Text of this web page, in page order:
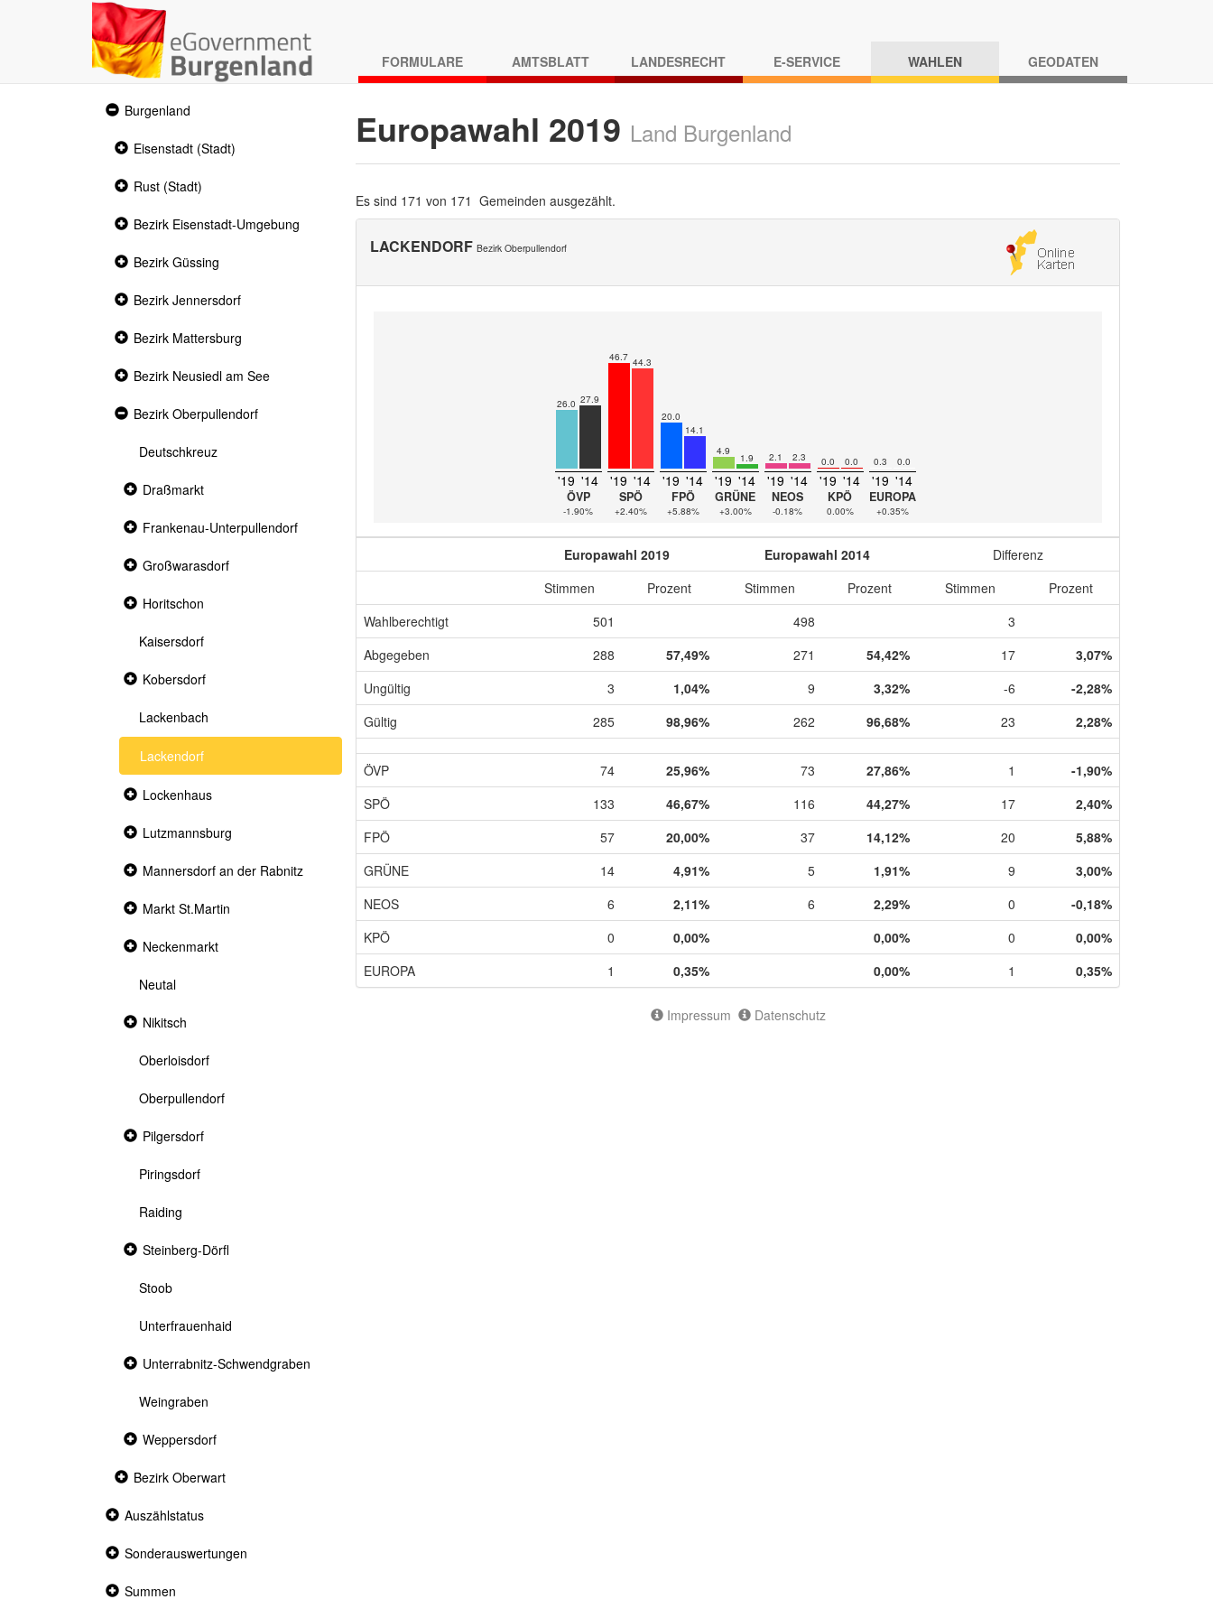
FORMULARE AMTSBLATT LANDESRECHT E-SERVICE WAHLEN GEODATEN
Expanded
section
Burgenland
Collapsed
Eisenstadt (Stadt)
Collapsed
section
Rust (Stadt)
Collapsed
Bezirk Eisenstadt-Umgebung
Collapsed
Bezirk Güssing
Collapsed
Bezirk Jennersdorf
Collapsed
Bezirk Mattersburg
Collapsed
Bezirk Neusiedl am See
Expanded
Bezirk Oberpullendorf
Deutschkreuz
Collapsed
Draßmarkt
Collapsed
Frankenau-Unterpullendorf
Collapsed
Großwarasdorf
Collapsed
Horitschon
Kaisersdorf
Collapsed
Kobersdorf
Lackenbach
Lackendorf
Collapsed
Lockenhaus
Collapsed
Lutzmannsburg
Collapsed
Mannersdorf an der Rabnitz
Collapsed
Markt St.Martin
Collapsed
Neckenmarkt
Neutal
Collapsed
Nikitsch
Oberloisdorf
Oberpullendorf
Collapsed
section
Pilgersdorf
Piringsdorf
Raiding
Collapsed
Steinberg-Dörfl
Stoob
Unterfrauenhaid
Collapsed
Unterrabnitz-Schwendgraben
Weingraben
Collapsed
section
Weppersdorf
Collapsed
Bezirk Oberwart
Collapsed
Auszählstatus
Collapsed
Sonderauswertungen
Collapsed
Summen
Europawahl 2019 Land Burgenland
Es sind 171 von 171 Gemeinden ausgezählt.
LACKENDORF Bezirk Oberpullendorf
26.0 27.9
'19 '14
ÖVP
-1.90%
46.7 44.3
'19 '14
SPÖ
+2.40%
20.0
14.1
'19 '14
FPÖ
+5.88%
4.9
1.9
'19 '14
GRÜNE
+3.00%
2.1 2.3
'19 '14
NEOS
-0.18%
0.0 0.0
'19 '14
KPÖ
0.00%
0.3 0.0
'19 '14
EUROPA
+0.35%
Europawahl 2019 Europawahl 2014
Differenz
Stimmen
Prozent Stimmen Prozent Stimmen
Prozent
Wahlberechtigt
501 498
3
Abgegeben
288 57,49% 271 54,42% 17
3,07%
Ungültig
3 1,04% 9 3,32% -6
-2,28%
Gültig
285 98,96% 262 96,68% 23 2,28%
ÖVP 74 25,96% 73 27,86% 1
-1,90%
SPÖ
133 46,67% 116 44,27% 17
2,40%
FPÖ
57 20,00% 37 14,12% 20
5,88%
GRÜNE
14 4,91% 5 1,91% 9
3,00%
NEOS
6 2,11% 6 2,29% 0
-0,18%
KPÖ
0 0,00% 0,00% 0
0,00%
EUROPA
1 0,35% 0,00% 1 0,35%
Impressum Datenschutz